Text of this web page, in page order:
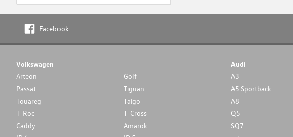
Facebook
Volkswagen
Arteon
Golf
Passat
Tiguan
Touareg
Taigo
T-Roc
T-Cross
Caddy
Amarok
Audi
A3
A5 Sportback
A8
Q5
SQ7